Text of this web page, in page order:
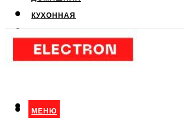
КУХОННАЯ
КЛИМАТИЧЕСКАЯ
МЕНЮ
МЕНЮ